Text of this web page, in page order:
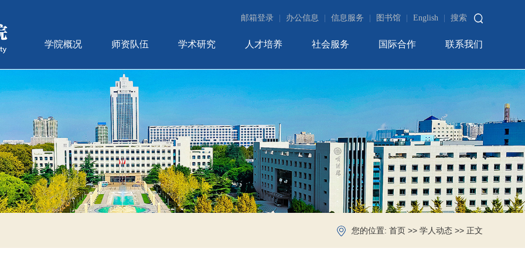
邮箱登录 办公信息 信息服务 图书馆 English 搜索
学院概况 师资队伍 学术研究 人才培养 社会服务 国际合作 联系我们
您的位置: 首页 >> 学人动态 >> 正文